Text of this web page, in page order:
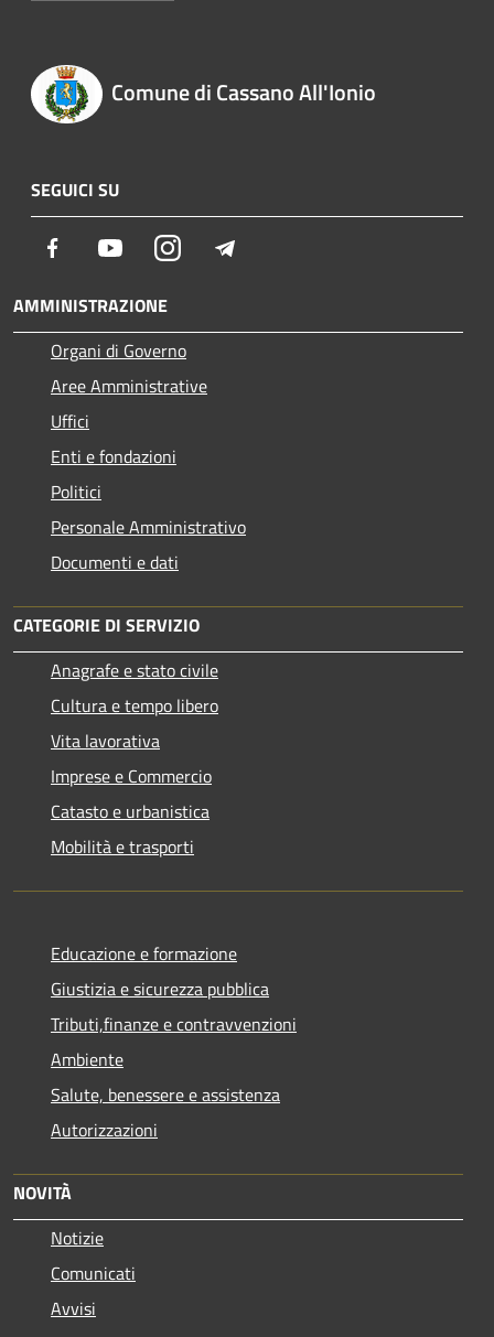
Comune di Cassano All'Ionio
SEGUICI SU
Facebook YoutubeInstagram
AMMINISTRAZIONE
Organi di Governo
Aree Amministrative
Uffici
Enti e fondazioni
Politici
Personale Amministrativo
Documenti e dati
CATEGORIE DI SERVIZIO
Anagrafe e stato civile
Cultura e tempo libero
Vita lavorativa
Imprese e Commercio
Catasto e urbanistica
Mobilità e trasporti
Educazione e formazione
Giustizia e sicurezza pubblica
Tributi,finanze e contravvenzioni
Ambiente
Salute, benessere e assistenza
Autorizzazioni
NOVITÀ
Notizie
Comunicati
Avvisi